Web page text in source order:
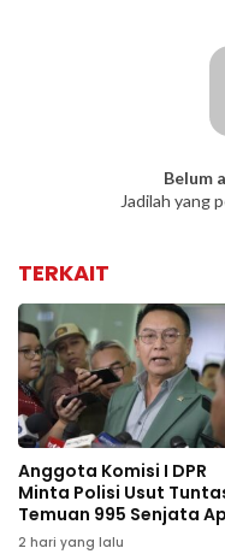
Belum
Jadilah yang
TERKAIT
Anggota Komisi I DPR
Minta Polisi Usut
Temuan 995 Senjata
Sekolah Swasta Jaksel
2 hari yang lalu